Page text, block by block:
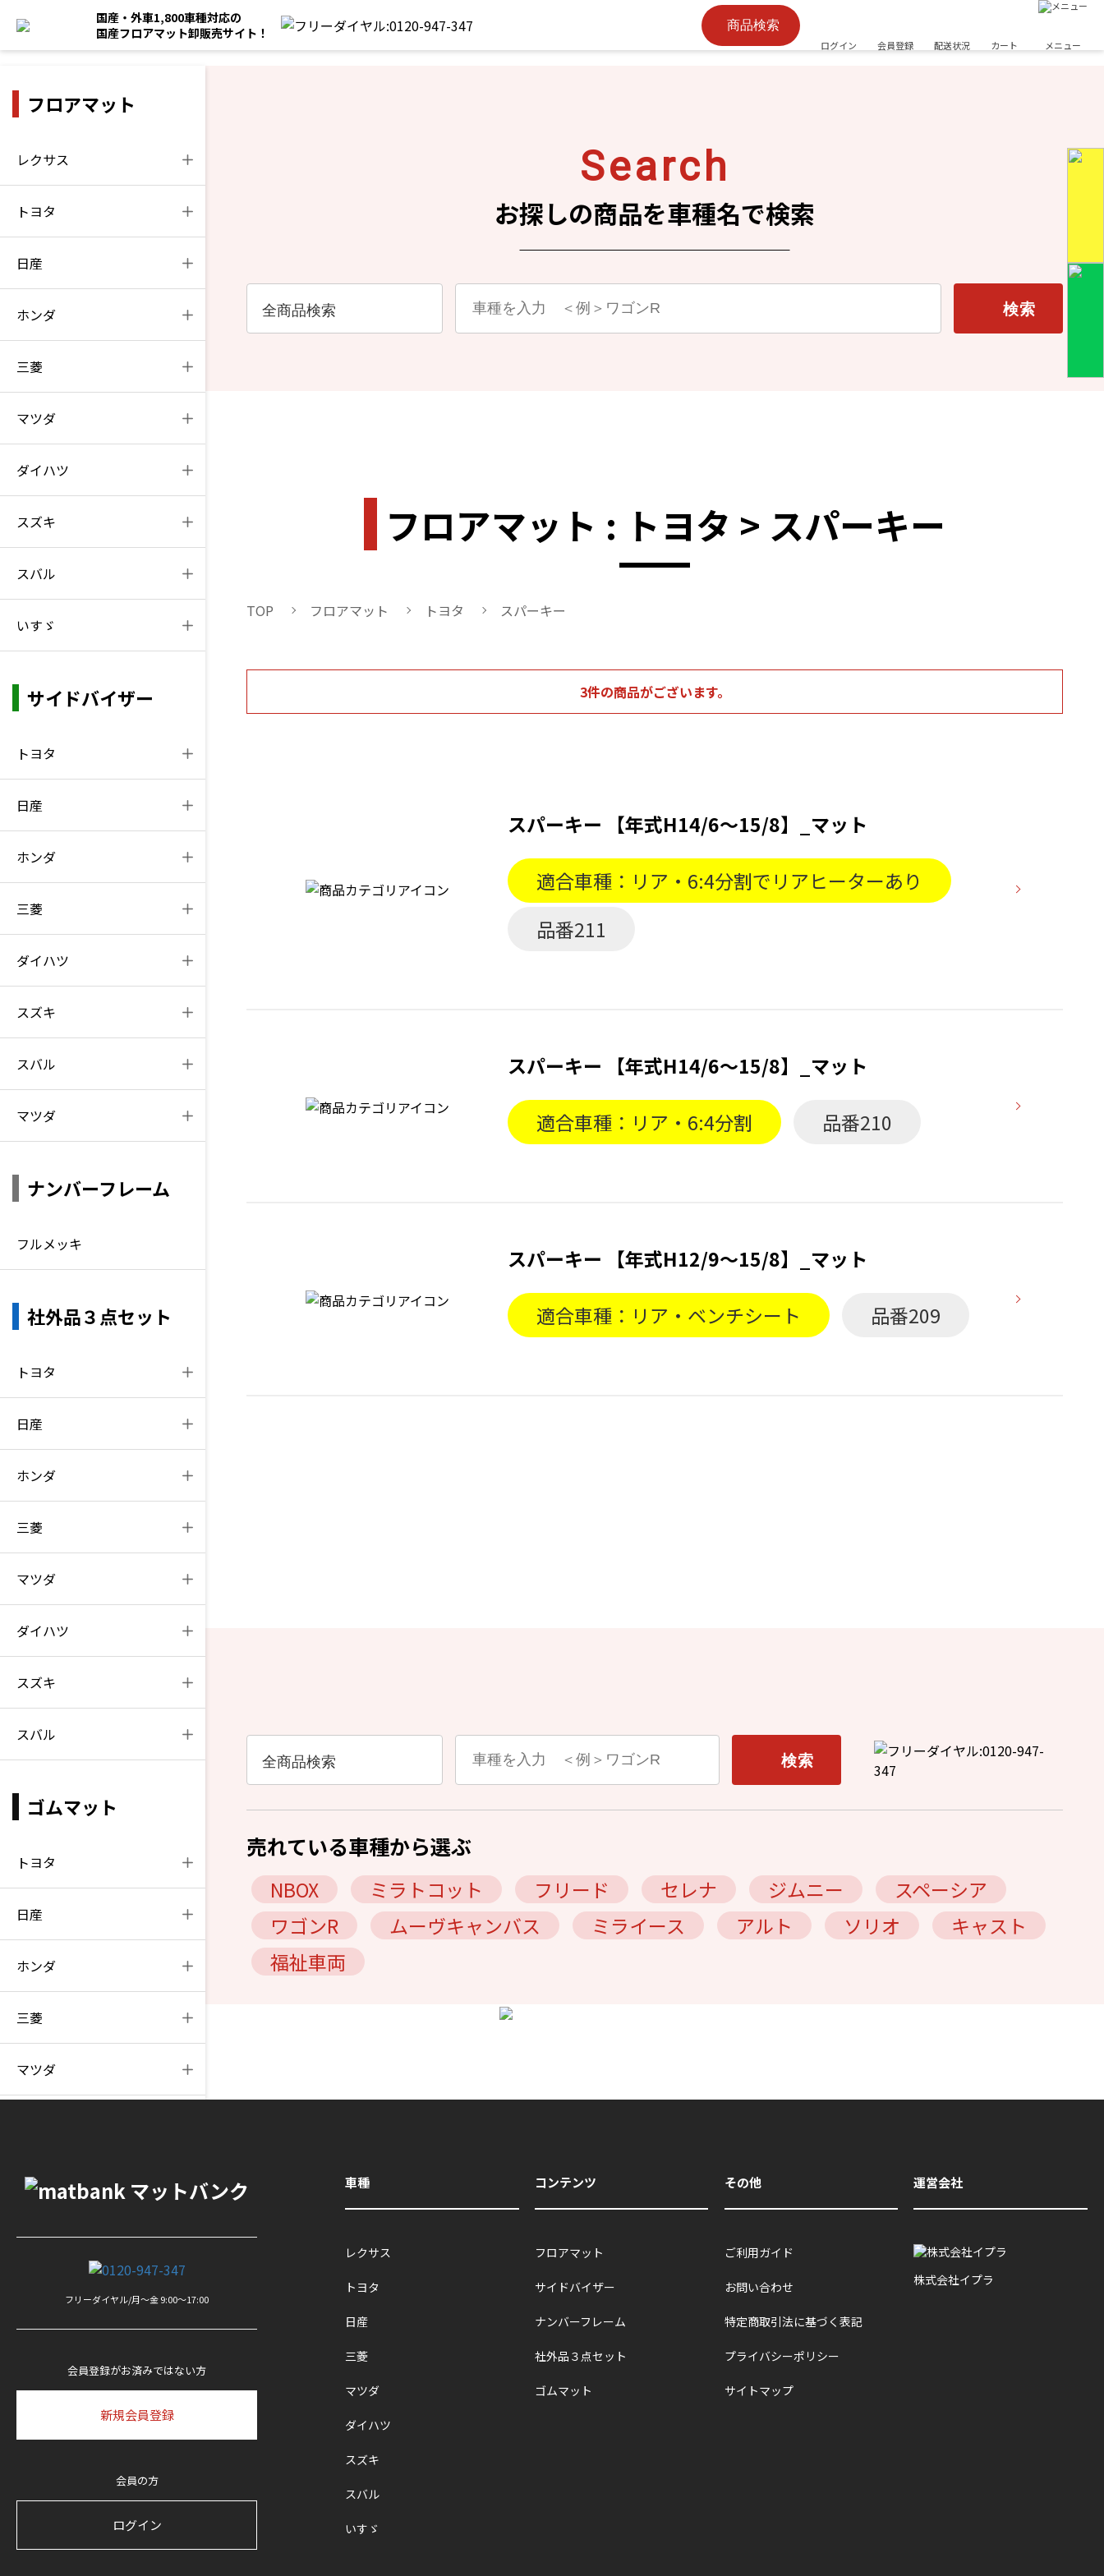
国産・外車1,800車種対応の
国産フロアマット卸販売サイト！
商品検索
ログイン 会員登録 配送状況 カート メニュー
フロアマット
レクサス
トヨタ
日産
ホンダ
三菱
マツダ
ダイハツ
スズキ
スバル
いすゞ
サイドバイザー
トヨタ
日産
ホンダ
三菱
ダイハツ
スズキ
スバル
マツダ
ナンバーフレーム
フルメッキ
社外品３点セット
トヨタ
日産
ホンダ
三菱
マツダ
ダイハツ
スズキ
スバル
ゴムマット
トヨタ
日産
ホンダ
三菱
マツダ
スズキ
汎用
軽トラ三点セット
Search
お探しの商品を車種名で検索
フロアマット : トヨタ > スパーキー
TOP フロアマット トヨタ スパーキー
3件の商品がございます。
スパーキー 【年式H14/6〜15/8】_マット
適合車種：リア・6:4分割でリアヒーターあり
品番211
スパーキー 【年式H14/6〜15/8】_マット
適合車種：リア・6:4分割 品番210
スパーキー 【年式H12/9〜15/8】_マット
適合車種：リア・ベンチシート 品番209
売れている車種から選ぶ
NBOX ミラトコット フリード セレナ ジムニー
スペーシア
ワゴンR
ムーヴキャンバス ミライース アルト ソリオ
キャスト
福祉車両
フリーダイヤル/月〜金 9:00〜17:00
会員登録がお済みではない方
新規会員登録
会員の方
ログイン
車種
レクサス
トヨタ
日産
三菱
マツダ
ダイハツ
スズキ
スバル
いすゞ
コンテンツ
フロアマット
サイドバイザー
ナンバーフレーム
社外品３点セット
ゴムマット
その他
ご利用ガイド
お問い合わせ
特定商取引法に基づく表記
プライバシーポリシー
サイトマップ
運営会社
株式会社イプラ